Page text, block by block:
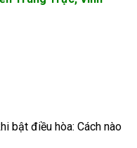
bật điều hòa: Cách nào